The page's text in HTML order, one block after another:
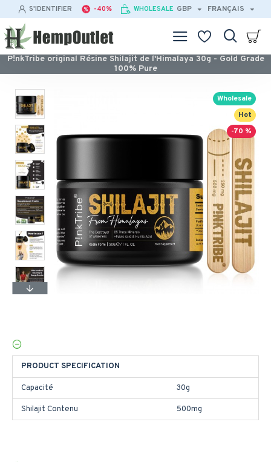
S'IDENTIFIER -40% WHOLESALE GBP FRANÇAIS
P!nkTribe original Résine Shilajit de l'Himalaya 30g - Gold Grade
100% Pure
Hot
Wholesale
-70 %
PRODUCT SPECIFICATION
Capacité 30g
Shilajit Contenu 500mg